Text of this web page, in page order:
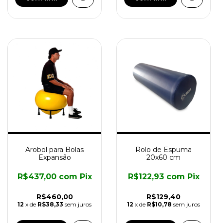
Arobol para Bolas
Expansão
R$460,00
R$437,00 com Pix
12 x de R$38,33 sem juros
Rolo de Espuma
20x60 cm
R$129,40
R$122,93 com Pix
12 x de R$10,78 sem juros